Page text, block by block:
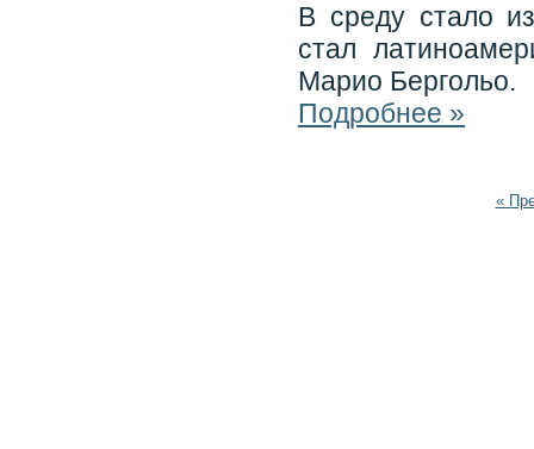
В среду стало
стал
Марио Бергольо.
Подробнее »
«